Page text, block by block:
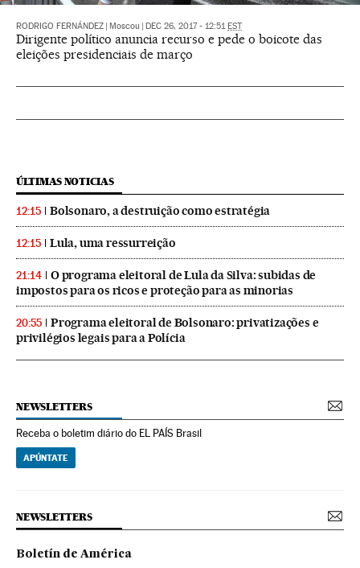
RODRIGO FERNÁNDEZ Moscou DEC 26, 2017 - 12:51 EST
Dirigente político anuncia recurso e pede o boicote das
eleições presidenciais de março
ÚLTIMAS NOTICIAS
12:15 Bolsonaro, a destruição como estratégia
12:15 Lula, uma ressurreição
21:14
O programa eleitoral de Lula da Silva: subidas de
impostos para os ricos e proteção para as minorias
20:55
Programa eleitoral de Bolsonaro: privatizações e
privilégios legais para a Polícia
NEWSLETTERS
Receba o boletim diário do EL PAÍS Brasil
APÚNTATE
NEWSLETTERS
Boletín de América